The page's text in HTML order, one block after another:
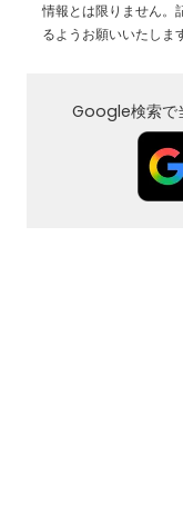
情報とは限りません。
るようお願いいたしま
Google検索で